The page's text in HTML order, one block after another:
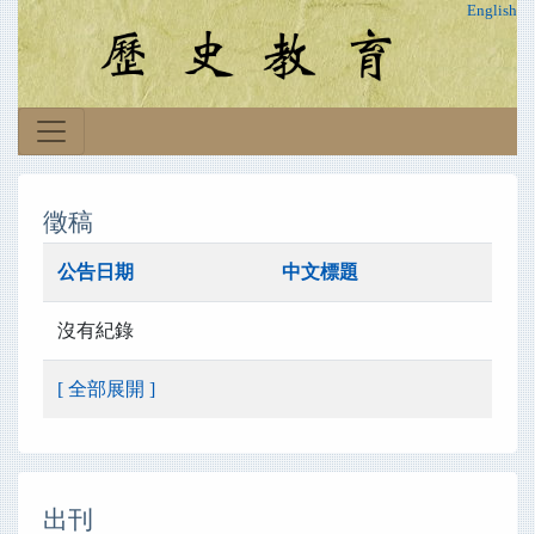
English
徵稿
公告日期 中文標題
沒有紀錄
[ 全部展開 ]
出刊